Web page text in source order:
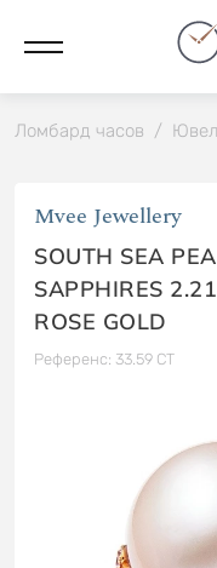
Ломбард часов /
Mvee Jewellery
SOUTH SEA
SAPPHIRES
ROSE GOLD
Референс: 33.59 CT